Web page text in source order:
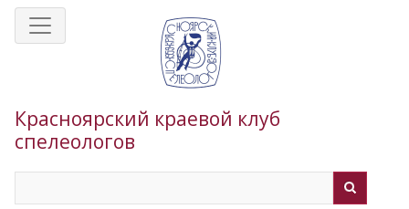
Перейти
Красноярский краевой клуб
спелеологов